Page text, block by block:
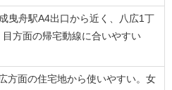
曳舟駅A4出口から近く、八広1丁
目方面の帰宅動線に合いやすい
方面の住宅地から使いやすい。女